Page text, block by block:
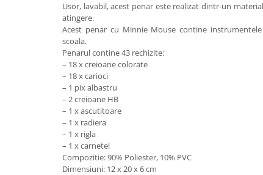
Usor, lavabil, acest penar este realizat dintr-un
atingere.
Acest penar cu Minnie Mouse contine
scoala.
Penarul contine 43 rechizite:
– 18 x creioane colorate
– 18 x carioci
– 1 pix albastru
– 2 creioane HB
– 1 x ascutitoare
– 1 x radiera
– 1 x rigla
– 1 x carnetel
Compozitie: 90% Poliester, 10% PVC
Dimensiuni: 12 x 20 x 6 cm